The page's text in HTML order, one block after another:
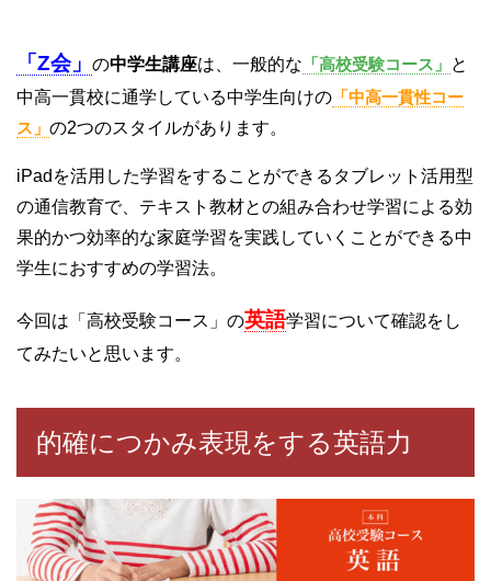
「Z会」 の中学生講座は、一般的な 「高校受験コース」 と
中高一貫校に通学している中学生向けの 「中高一貫性コー
ス」 の2つのスタイルがあります。
iPadを活用した学習をすることができるタブレット活用型
の通信教育で、テキスト教材との組み合わせ学習による効
果的かつ効率的な家庭学習を実践していくことができる中
学生におすすめの学習法。
今回は「高校受験コース」の英語学習について確認をし
てみたいと思います。
的確につかみ表現をする英語力